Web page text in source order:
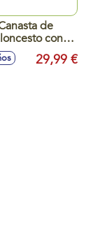
de
con
e hinchador
39 cm
29,99 €